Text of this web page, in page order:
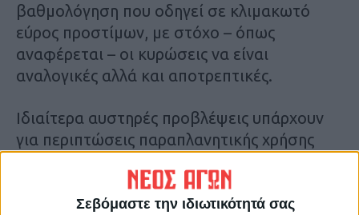
Σεβόμαστε την ιδιωτικότητά σας
βαθμολόγηση που οδηγεί σε κλιμακωτό
εύρος προστίμων, με στόχο – όπως
αναφέρεται – οι κυρώσεις να είναι
αναλογικές αλλά και αποτρεπτικές.
Ιδιαίτερα αυστηρές προβλέψεις υπάρχουν
για περιπτώσεις παραπλανητικής χρήσης
και καταχρηστικής εκμετάλλευσης ΠΟΠ και
ΠΓΕ προϊόντων. Τα πρόστιμα σε σοβαρές